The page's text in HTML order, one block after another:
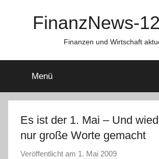
FinanzNews-
Finanzen und Wirtschaft
Menü
Es ist der 1. Mai – Und
nur große Worte gemacht
Veröffentlicht am 1. Mai 2009